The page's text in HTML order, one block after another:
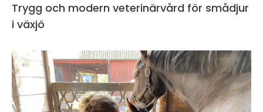
Trygg och modern veterinärvård för smådjur
i växjö